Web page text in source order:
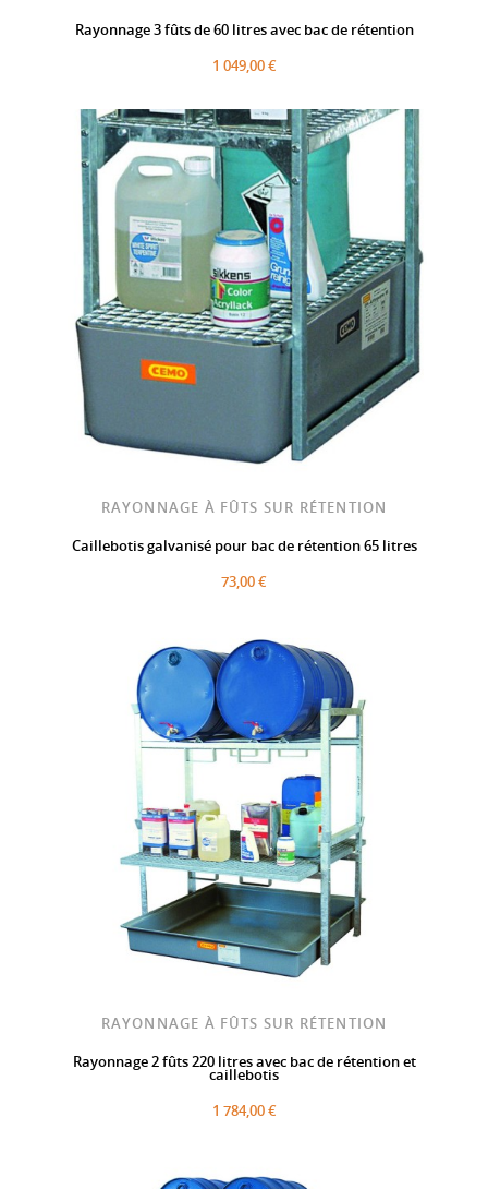
Rayonnage 3 fûts de 60 litres avec bac de rétention
1 049,00 €
RAYONNAGE À FÛTS SUR RÉTENTION
Caillebotis galvanisé pour bac de rétention 65 litres
73,00 €
RAYONNAGE À FÛTS SUR RÉTENTION
Rayonnage 2 fûts 220 litres avec bac de rétention et
caillebotis
1 784,00 €